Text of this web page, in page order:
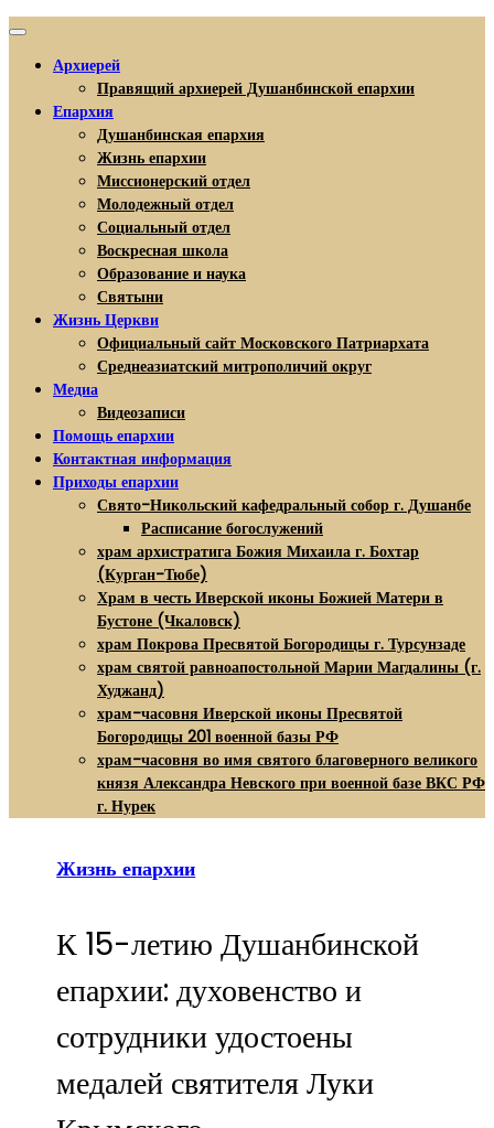
Архиерей
Правящий архиерей Душанбинской епархии
Епархия
Душанбинская епархия
Жизнь епархии
Миссионерский отдел
Молодежный отдел
Социальный отдел
Воскресная школа
Образование и наука
Святыни
Жизнь Церкви
Официальный сайт Московского Патриархата
Среднеазиатский митрополичий округ
Медиа
Видеозаписи
Помощь епархии
Контактная информация
Приходы епархии
Свято-Никольский кафедральный собор г. Душанбе
Расписание богослужений
храм архистратига Божия Михаила г. Бохтар
(Курган-Тюбе)
Храм в честь Иверской иконы Божией Матери в
Бустоне (Чкаловск)
храм Покрова Пресвятой Богородицы г. Турсунзаде
храм святой равноапостольной Марии Магдалины (г.
Худжанд)
храм-часовня Иверской иконы Пресвятой
Богородицы 201 военной базы РФ
храм-часовня во имя святого благоверного великого
князя Александра Невского при военной базе ВКС РФ
г. Нурек
Жизнь епархии
К 15-летию Душанбинской
епархии: духовенство и
сотрудники удостоены
медалей святителя Луки